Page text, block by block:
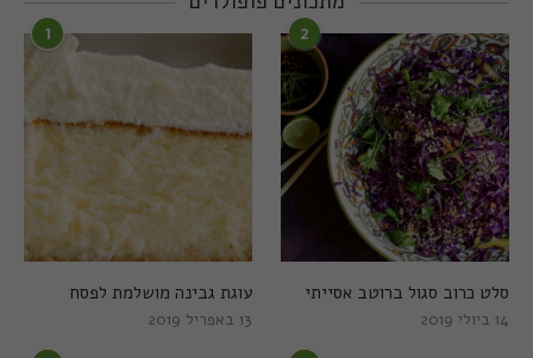
1
עוגת גבינה מושלמת לפסח
13 באפריל 2019
2
סלט כרוב סגול ברוטב אסייתי
14 ביולי 2019